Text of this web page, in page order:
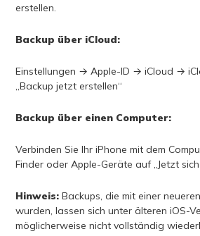
erstellen.
Backup über iCloud:
Einstellungen → Apple-ID → iCloud →
„Backup jetzt erstellen“
Backup über einen Computer:
Verbinden Sie Ihr iPhone mit dem
Finder oder Apple-Geräte auf „Jetzt
Hinweis:Backups, die mit einer
wurden, lassen sich unter älteren iOS-
möglicherweise nicht vollständig